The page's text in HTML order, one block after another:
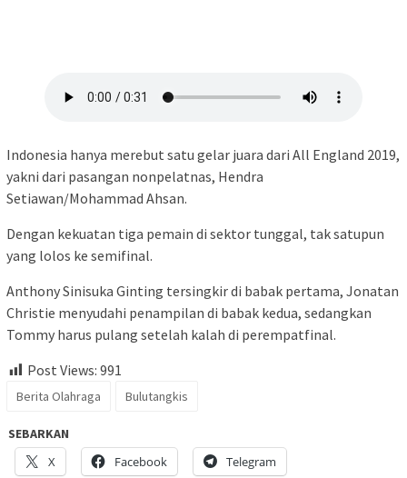
Indonesia hanya merebut satu gelar juara dari All England 2019,
yakni dari pasangan nonpelatnas, Hendra
Setiawan/Mohammad Ahsan.
Dengan kekuatan tiga pemain di sektor tunggal, tak satupun
yang lolos ke semifinal.
Anthony Sinisuka Ginting tersingkir di babak pertama, Jonatan
Christie menyudahi penampilan di babak kedua, sedangkan
Tommy harus pulang setelah kalah di perempatfinal.
Post Views: 991
Berita Olahraga Bulutangkis
SEBARKAN
X
Facebook Telegram